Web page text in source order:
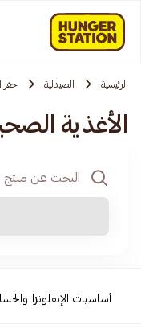
الرئيسية الصيدلية حفر
الأغذية
أساسيات الإنفلونزا